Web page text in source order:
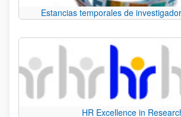
Estancias temporales de
HR Excellence in